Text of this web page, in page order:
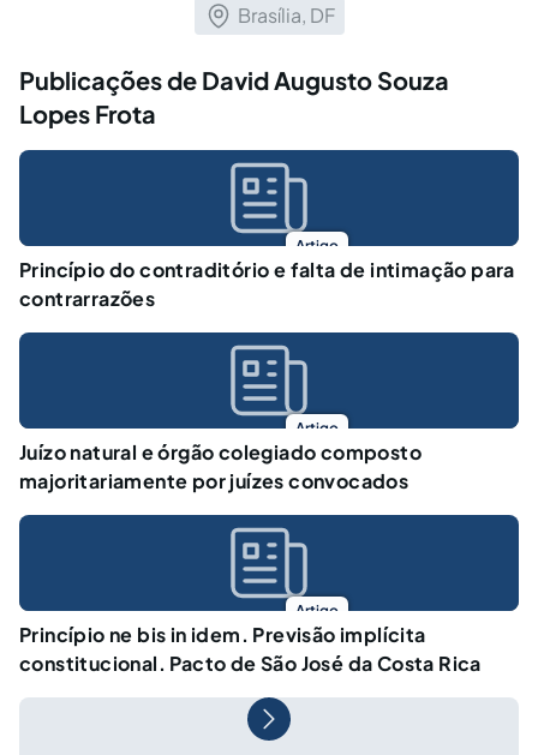
Brasília, DF
Publicações de David Augusto Souza
Lopes Frota
Artigo
Princípio do contraditório e falta de intimação para
contrarrazões
Artigo
Juízo natural e órgão colegiado composto
majoritariamente por juízes convocados
Artigo
Princípio ne bis in idem. Previsão implícita
constitucional. Pacto de São José da Costa Rica